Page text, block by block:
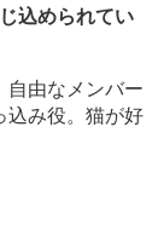
込められてい
自由なメンバー
込み役。猫が好